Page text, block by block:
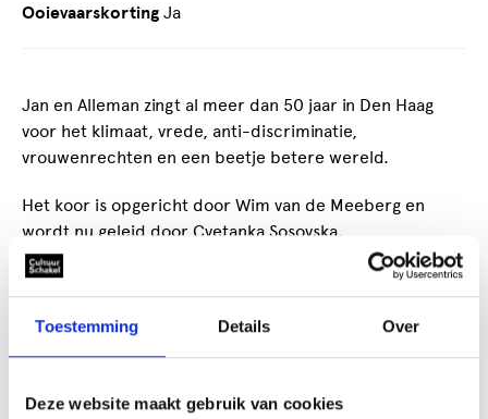
Toestemming Details Over
Deze website maakt gebruik van cookies
Jan en Alleman zingt al meer dan 50 jaar in Den Haag
voor het klimaat, vrede, anti-discriminatie,
vrouwenrechten en een beetje betere wereld.
Het koor is opgericht door Wim van de Meeberg en
wordt nu geleid door Cvetanka Sosovska.
Jan en Alleman heeft ongeveer 30 leden, verdeeld over
vierstemmig.
treden op als we gevraagd worden bij
Ooievaarskorting Ja